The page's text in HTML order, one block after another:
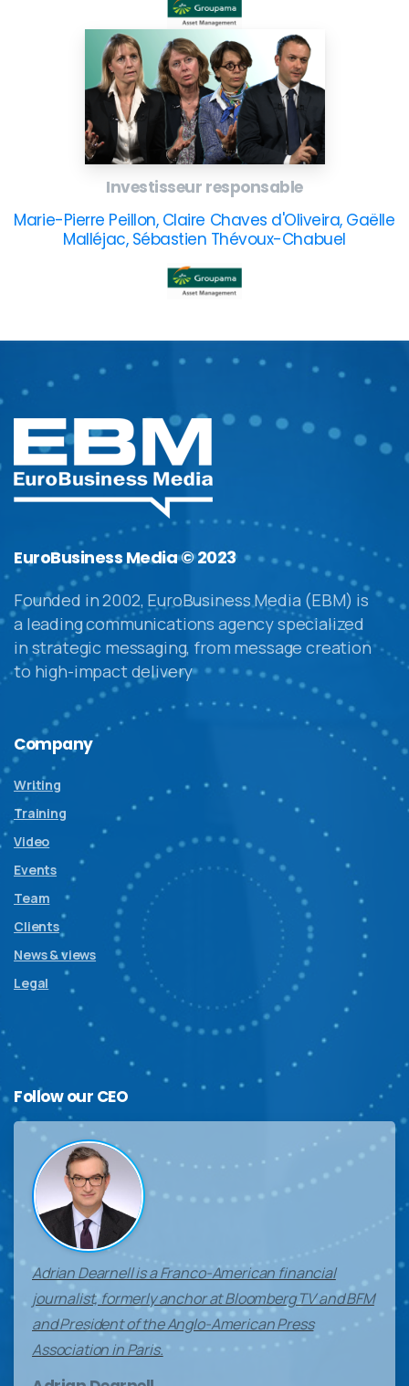
Investisseur responsable
Marie-Pierre Peillon, Claire Chaves d'Oliveira, Gaëlle
Malléjac, Sébastien Thévoux-Chabuel
EuroBusiness Media © 2023
Founded in 2002, EuroBusiness Media (EBM) is
a leading communications agency specialized
in strategic messaging, from message creation
to high-impact delivery
Company
Writing
Training
Video
Events
Team
Clients
News & views
Legal
Follow our CEO
Adrian Dearnell is a Franco-American financial
journalist, formerly anchor at Bloomberg TV and BFM
and President of the Anglo-American Press
Association in Paris.